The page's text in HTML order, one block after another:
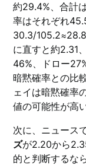
約29.4%、合計
率はそれぞれ
30.3/
に直すと約2.31
46%、ドロー
暗黙確率との比
ェイは暗黙確率
値の可能性が高い
次に、ニュース
ズが2.20から
的と判断するな